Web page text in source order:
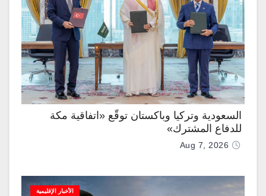
السعودية وتركيا وباكستان توقّع «اتفاقية مكة
للدفاع المشترك»
Aug 7, 2026
الأخبار الإقليمية